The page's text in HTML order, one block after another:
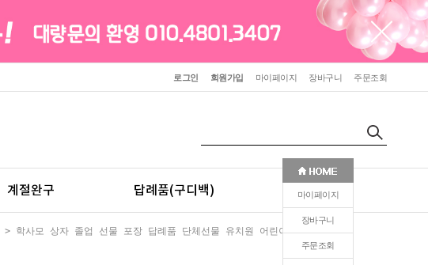
마이페이지
장바구니
주문조회
로그인 회원가입 마이페이지 장바구니 주문조회
계절완구 답례품(구디백) 판촉(인쇄)
> 학사모 상자 졸업 선물 포장 답례품 단체선물 유치원 어린이집 구디백